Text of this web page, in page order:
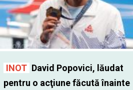
INOT David Popovici, lăudat
pentru o acţiune făcută înainte